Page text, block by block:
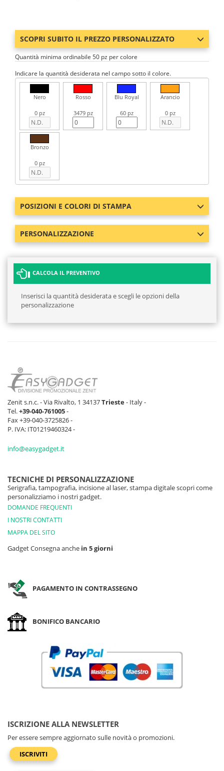
SCOPRI SUBITO IL PREZZO PERSONALIZZATO
Quantità minima ordinabile 50 pz per colore
Indicare la quantità desiderata nel campo sotto il colore.
Nero
0 pz
Rosso
3479 pz
Blu Royal
60 pz
Arancio
0 pz
Bronzo
0 pz
POSIZIONI E COLORI DI STAMPA
PERSONALIZZAZIONE
CALCOLA IL PREVENTIVO
Inserisci la quantità desiderata e scegli le opzioni della
personalizzazione
Zenit s.n.c. - Via Rivalto, 1 34137Trieste- Italy -
Tel.+39-040-761005-
Fax +39-040-3725826 -
P. IVA: IT01219460324 -
info@easygadget.it
TECNICHE DI PERSONALIZZAZIONE
Serigrafia, tampografia, incisione al laser, stampa digitale scopri come
personalizziamo i nostri gadget.
DOMANDE FREQUENTI
I NOSTRI CONTATTI
MAPPA DEL SITO
Gadget Consegna anche in 5 giorni
PAGAMENTO IN CONTRASSEGNO
BONIFICO BANCARIO
ISCRIZIONE ALLA NEWSLETTER
Per essere sempre aggiornato sulle novità o promozioni.
ISCRIVITI